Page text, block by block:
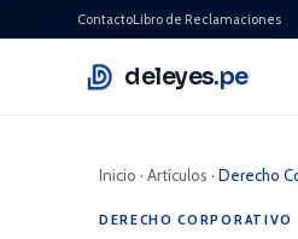
ContactoLibro de Reclamaciones
deleyes.pe
Inicio · Artículos · Derecho
DERECHO CORPORATIVO